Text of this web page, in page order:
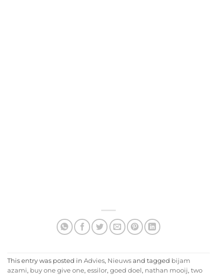
This entry was posted in Advies, Nieuws and tagged bijam
azami, buy one give one, essilor, goed doel, nathan mooij, two